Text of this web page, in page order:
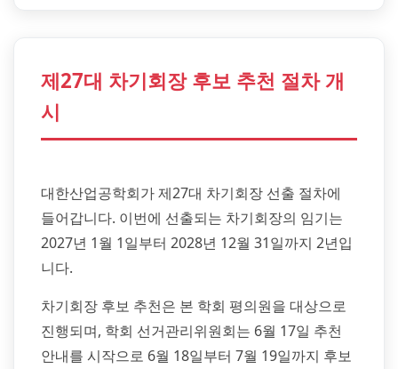
제27대 차기회장 후보 추천 절차 개
시
대한산업공학회가 제27대 차기회장 선출 절차에
들어갑니다. 이번에 선출되는 차기회장의 임기는
2027년 1월 1일부터 2028년 12월 31일까지 2년입
니다.
차기회장 후보 추천은 본 학회 평의원을 대상으로
진행되며, 학회 선거관리위원회는 6월 17일 추천
안내를 시작으로 6월 18일부터 7월 19일까지 후보